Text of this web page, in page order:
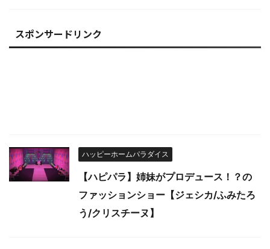
スポンサードリンク
ハッピーホームパラダイス
【ハピパラ】姉妹がプロデュース！？の
ファッションショー【ジェシカ/ふみたろ
う/クリスチーヌ】